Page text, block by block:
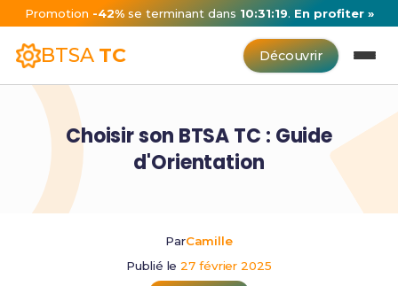
Promotion -42%se terminant dans 10:31:19. En profiter »
BTSA TC Découvrir
Choisir son BTSA TC : Guide
d'Orientation
ParCamille
Publié le 27 février 2025